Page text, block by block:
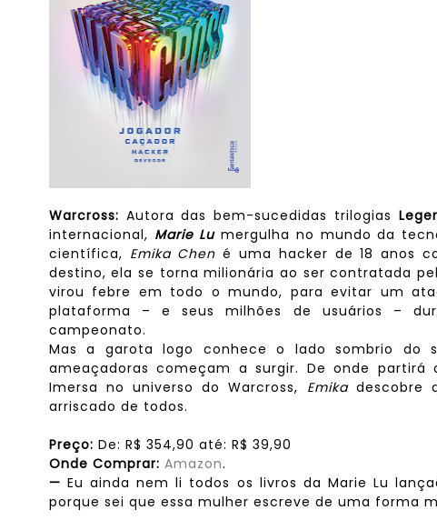
Warcross: Autora das bem-sucedidas trilogias
internacional, Marie Lumergulha no mundo da
científica, Emika Chen é uma hacker de 18 anos
destino, ela se torna milionária ao ser contratada
virou febre em todo o mundo, para evitar um
plataforma – e seus milhões de usuários –
campeonato.
Mas a garota logo conhece o lado sombrio do
ameaçadoras começam a surgir. De onde
Imersa no universo do Warcross, Emika descobre
arriscado de todos.
Preço: De: R$ 354,90 até: R$ 39,90
Onde Comprar: Amazon.
— Eu ainda nem li todos os livros da Marie Lu
porque sei que essa mulher escreve de uma forma